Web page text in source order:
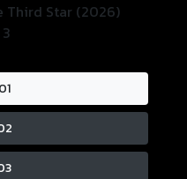
Third Star (2026)